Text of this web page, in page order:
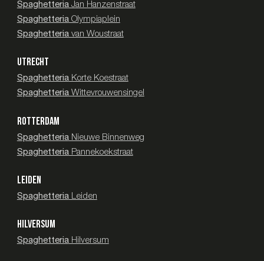
SpaghetteriaJan Hanzenstraat
SpaghetteriaOlympiaplein
Spaghetteriavan Woustraat
UTRECHT
SpaghetteriaKorte Koestraat
SpaghetteriaWittevrouwensingel
ROTTERDAM
SpaghetteriaNieuwe Binnenweg
SpaghetteriaPannekoekstraat
LEIDEN
SpaghetteriaLeiden
HILVERSUM
SpaghetteriaHilversum